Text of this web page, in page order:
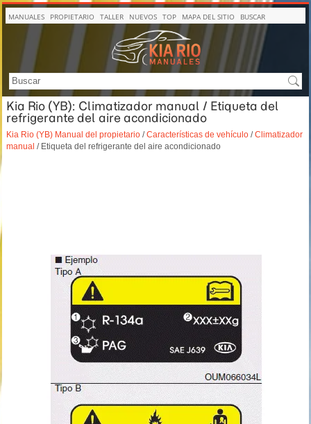
MANUALES PROPIETARIO TALLER NUEVOS TOP MAPA DEL SITIO BUSCAR
Kia Rio (YB): Climatizador manual / Etiqueta del
refrigerante del aire acondicionado
Kia Rio (YB) Manual del propietario /Características de vehículo /Climatizador
manual / Etiqueta del refrigerante del aire acondicionado